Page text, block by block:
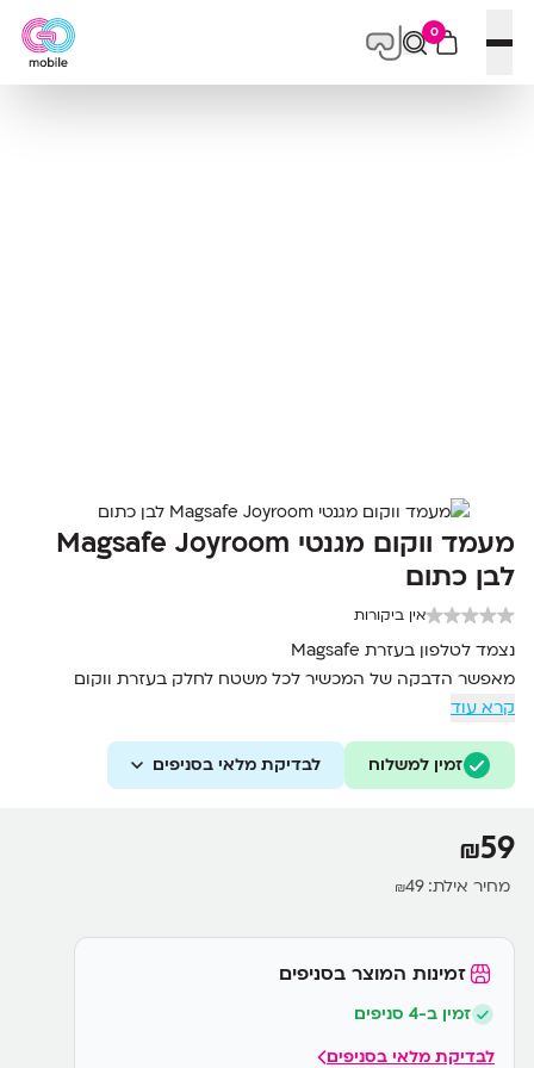
פתח תפריט
0
מעמד ווקום מגנטי Magsafe Joyroom
לבן כתום
אין ביקורות
נצמד לטלפון בעזרת Magsafe
מאפשר הדבקה של המכשיר לכל משטח לחלק בעזרת ווקום
קרא עוד
זמין למשלוח לבדיקת מלאי בסניפים
₪59
מחיר אילת: ₪49
זמינות המוצר בסניפים
זמין ב-4 סניפים
לבדיקת מלאי בסניפים